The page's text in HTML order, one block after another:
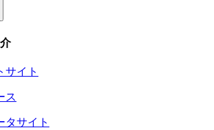
サイト
ス
タサイト